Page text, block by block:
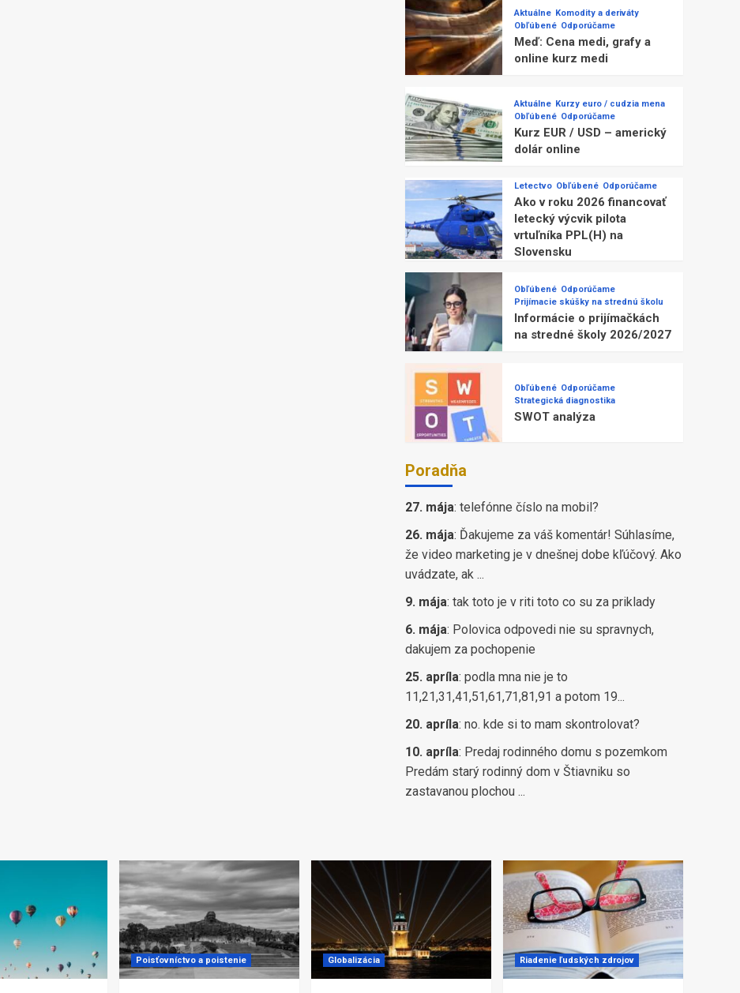
Aktuálne Komodity a deriváty
Obľúbené Odporúčame
Meď: Cena medi, grafy a
online kurz medi
Aktuálne Kurzy euro / cudzia mena
Obľúbené Odporúčame
Kurz EUR / USD – americký
dolár online
Letectvo Obľúbené Odporúčame
Ako v roku 2026 financovať
letecký výcvik pilota
vrtuľníka PPL(H) na
Slovensku
Obľúbené Odporúčame
Prijímacie skúšky na strednú školu
Informácie o prijímačkách
na stredné školy 2026/2027
Obľúbené Odporúčame
Strategická diagnostika
SWOT analýza
Poradňa
27. mája: telefónne číslo na mobil?
26. mája: Ďakujeme za váš komentár! Súhlasíme,
že video marketing je v dnešnej dobe kľúčový. Ako
uvádzate, ak ...
9. mája: tak toto je v riti toto co su za priklady
6. mája: Polovica odpovedi nie su spravnych,
dakujem za pochopenie
25. apríla: podla mna nie je to
11,21,31,41,51,61,71,81,91 a potom 19...
20. apríla: no. kde si to mam skontrolovat?
10. apríla: Predaj rodinného domu s pozemkom
Predám starý rodinný dom v Štiavniku so
zastavanou plochou ...
Poisťovníctvo a poistenie Globalizácia Riadenie ľudských zdrojov